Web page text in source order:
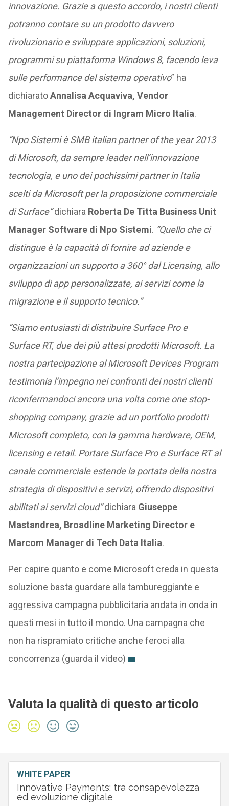
innovazione. Grazie a questo accordo, i nostri clienti
potranno contare su un prodotto davvero
rivoluzionario e sviluppare applicazioni, soluzioni,
programmi su piattaforma Windows 8, facendo leva
sulle performance del sistema operativo” ha
dichiaratoAnnalisa Acquaviva, Vendor
Management Director di Ingram Micro Italia.
“Npo Sistemi è SMB italian partner of the year 2013
di Microsoft, da sempre leader nell’innovazione
tecnologia, e uno dei pochissimi partner in Italia
scelti da Microsoft per la proposizione commerciale
di Surface”dichiara Roberta De Titta Business Unit
Manager Software di Npo Sistemi. “Quello che ci
distingue è la capacità di fornire ad aziende e
organizzazioni un supporto a 360° dal Licensing, allo
sviluppo di app personalizzate, ai servizi come la
migrazione e il supporto tecnico.”
“Siamo entusiasti di distribuire Surface Pro e
Surface RT, due dei più attesi prodotti Microsoft. La
nostra partecipazione al Microsoft Devices Program
testimonia l’impegno nei confronti dei nostri clienti
riconfermandoci ancora una volta come one stop-
shopping company, grazie ad un portfolio prodotti
Microsoft completo, con la gamma hardware, OEM,
licensing e retail. Portare Surface Pro e Surface RT al
canale commerciale estende la portata della nostra
strategia di dispositivi e servizi, offrendo dispositivi
abilitati ai servizi cloud”dichiara Giuseppe
Mastandrea, Broadline Marketing Director e
Marcom Manager di Tech Data Italia.
Per capire quanto e come Microsoft creda in questa
soluzione basta guardare alla tambureggiante e
aggressiva campagna pubblicitaria andata in onda in
questi mesi in tutto il mondo. Una campagna che
non ha rispramiato critiche anche feroci alla
concorrenza (guarda il video)
Valuta la qualità di questo articolo
WHITE PAPER
Innovative Payments: tra consapevolezza
ed evoluzione digitale